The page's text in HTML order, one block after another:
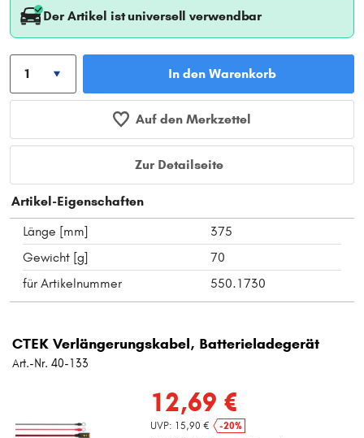
Der Artikel ist universell verwendbar
In den Warenkorb
Auf den Merkzettel
Zur Detailseite
Artikel-Eigenschaften
Länge [mm]
375
Gewicht [g]
70
für Artikelnummer
550.1730
CTEK Verlängerungskabel, Batterieladegerät
Art.-Nr. 40-133
12,69 €
UVP: 15,90 €
-20%